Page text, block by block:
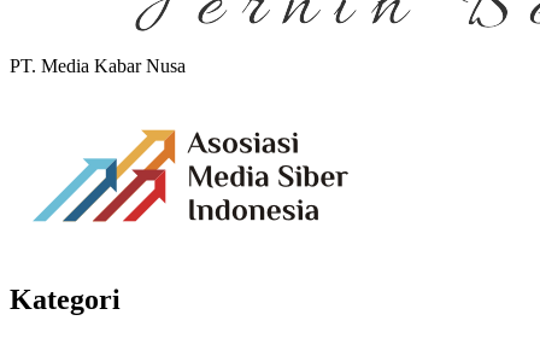
PT. Media Kabar Nusa
Kategori